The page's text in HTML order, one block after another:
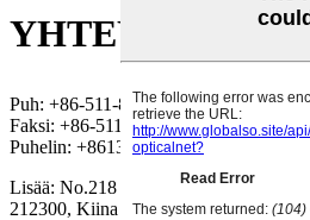
Puh: +86-511-88036668
Faksi: +86-511-88031818
Puhelin: +8613812378618
Lisää: No.218 Qiliang Road, Danyang
212300, Kiina